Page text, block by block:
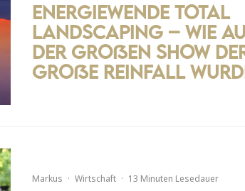
Energiewende Total
Landscaping – Wie
der großen Show
große Reinfall
Markus · Wirtschaft · 13 Minuten Lesedauer